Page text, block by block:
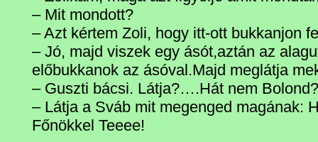
– Mit mondott?
– Azt kértem Zoli, hogy itt-ott bukkanjon
– Jó, majd viszek egy ásót,aztán az
előbukkanok az ásóval.Majd meglátja
– Guszti bácsi. Látja?….Hát nem Bolond?
– Látja a Sváb mit megenged magának:
Főnökkel Teeee!